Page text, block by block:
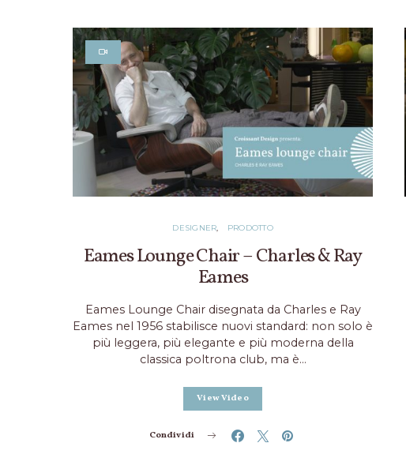
DESIGNER PRODOTTO
Eames Lounge Chair – Charles & Ray
Eames
Eames Lounge Chair disegnata da Charles e Ray
Eames nel 1956 stabilisce nuovi standard: non solo è
più leggera, più elegante e più moderna della
classica poltrona club, ma è…
View Video
Condividi